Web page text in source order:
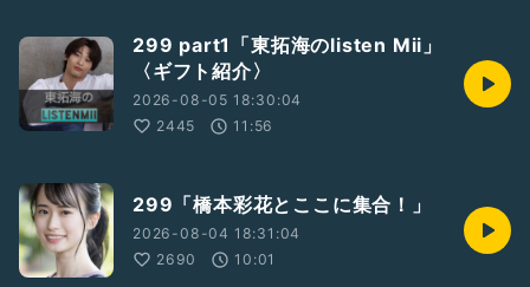
299 part1「東拓海のlisten Mii」
〈ギフト紹介〉
2026-08-05 18:30:04
2445
11:56
299「橋本彩花とここに集合！」
2026-08-04 18:31:04
2690
10:01